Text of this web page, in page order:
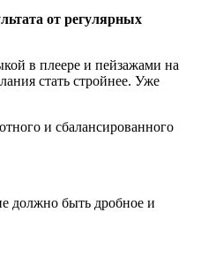
от регулярных
в плеере и пейзажами на
стать стройнее. Уже
и сбалансированного
должно быть дробное и